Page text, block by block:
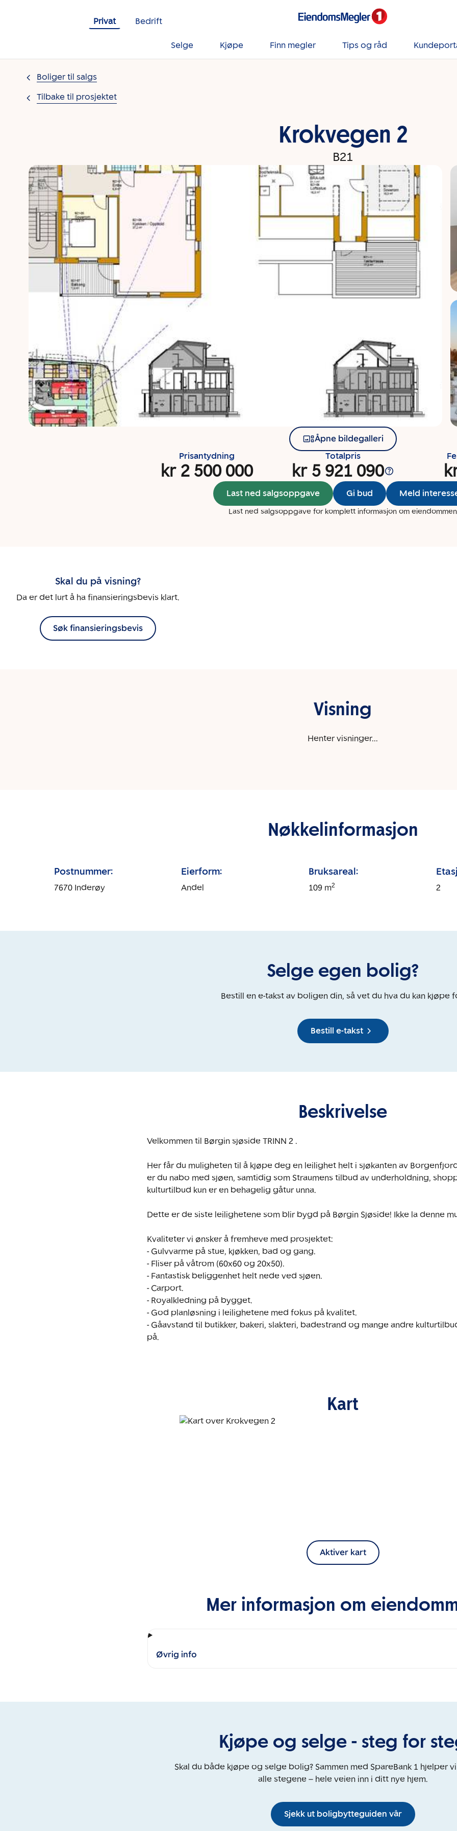
Privat
Bedrift
Selge Kjøpe Finn megler Tips og råd
Boliger til salgs
Tilbake til prosjektet
Krokvegen 2
B21
Åpne bildegalleri
Prisantydning
kr 2 500 000
Totalpris
kr 5 921 090
Last ned salgsoppgave Gi bud Meld
Last ned salgsoppgave for komplett informasjon om eiendommen
Skal du på visning?
Da er det lurt å ha finansieringsbevis klart.
Søk finansieringsbevis
Visning
Henter visninger...
Nøkkelinformasjon
Postnummer:
7670 Inderøy
Eierform:
Andel
Bruksareal:
109m2 2
Selge egen bolig?
Bestill en e-takst av boligen din, så vet du hva du kan kjøpe
Bestill e-takst
Beskrivelse
Velkommen til Børgin sjøside TRINN 2 .
Her får du muligheten til å kjøpe deg en leilighet helt i sjøkanten av
er du nabo med sjøen, samtidig som Straumens tilbud av underholdning,
kulturtilbud kun er en behagelig gåtur unna.
Dette er de siste leilighetene som blir bygd på Børgin Sjøside! Ikke la denne
Kvaliteter vi ønsker å fremheve med prosjektet:
- Gulvvarme på stue, kjøkken, bad og gang.
- Fliser på våtrom (60x60 og 20x50).
- Fantastisk beliggenhet helt nede ved sjøen.
- Carport.
- Royalkledning på bygget.
- God planløsning i leilighetene med fokus på kvalitet.
- Gåavstand til butikker, bakeri, slakteri, badestrand og mange andre
på.
Kart
Aktiver kart
Mer informasjon om
Øvrig info
Kjøpe og selge - steg for
Skal du både kjøpe og selge bolig? Sammen med SpareBank 1 hjelper
alle stegene – hele veien inn i ditt nye hjem.
Sjekk ut boligbytteguiden vår